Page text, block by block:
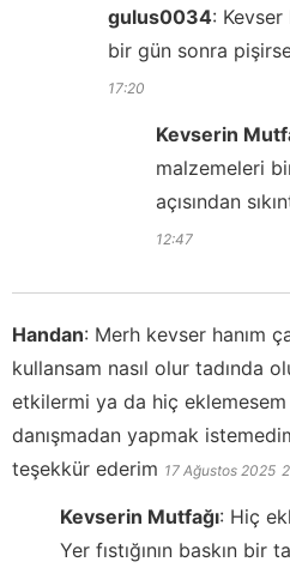
gulus0034:
bir gün sonra
17:20
Kevserin
malzemeleri
açısından
12:47
Handan: Merh kevser hanım
kullansam nasıl olur tadında
etkilermi ya da hiç
danışmadan yapmak
teşekkür ederim 17 Ağustos 2025
Kevserin Mutfağı: Hiç
Yer fıstığının baskın bir